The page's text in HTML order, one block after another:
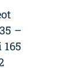
–
165